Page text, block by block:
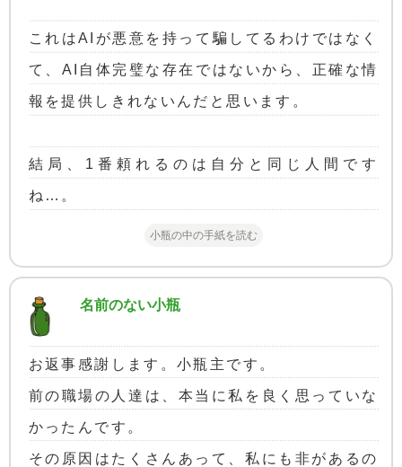
これはAIが悪意を持って騙してるわけではなく
て、AI自体完璧な存在ではないから、正確な情
報を提供しきれないんだと思います。
結局、1番頼れるのは自分と同じ人間です
ね…。
小瓶の中の手紙を読む
名前のない小瓶
お返事感謝します。小瓶主です。
前の職場の人達は、本当に私を良く思っていな
かったんです。
その原因はたくさんあって、私にも非があるの